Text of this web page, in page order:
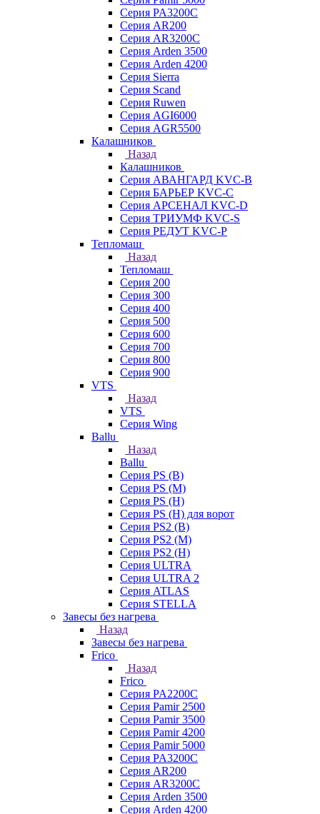
Серия PA3200C
Серия AR200
Серия AR3200C
Серия Arden 3500
Серия Arden 4200
Серия Sierra
Серия Scand
Серия Ruwen
Серия AGI6000
Серия AGR5500
Калашников
Назад
Калашников
Серия АВАНГАРД KVC-B
Серия БАРЬЕР KVC-C
Серия АРСЕНАЛ KVC-D
Серия ТРИУМФ KVC-S
Серия РЕДУТ KVC-P
Тепломаш
Назад
Тепломаш
Серия 200
Серия 300
Серия 400
Серия 500
Серия 600
Серия 700
Серия 800
Серия 900
VTS
Назад
VTS
Серия Wing
Ballu
Назад
Ballu
Серия PS (B)
Серия PS (M)
Серия PS (H)
Серия PS (H) для ворот
Серия PS2 (B)
Серия PS2 (M)
Серия PS2 (H)
Серия ULTRA
Серия ULTRA 2
Серия ATLAS
Серия STELLA
Завесы без нагрева
Назад
Завесы без нагрева
Frico
Назад
Frico
Серия PA2200C
Серия Pamir 2500
Серия Pamir 3500
Серия Pamir 4200
Серия Pamir 5000
Серия PA3200C
Серия AR200
Серия AR3200C
Серия Arden 3500
Серия Arden 4200